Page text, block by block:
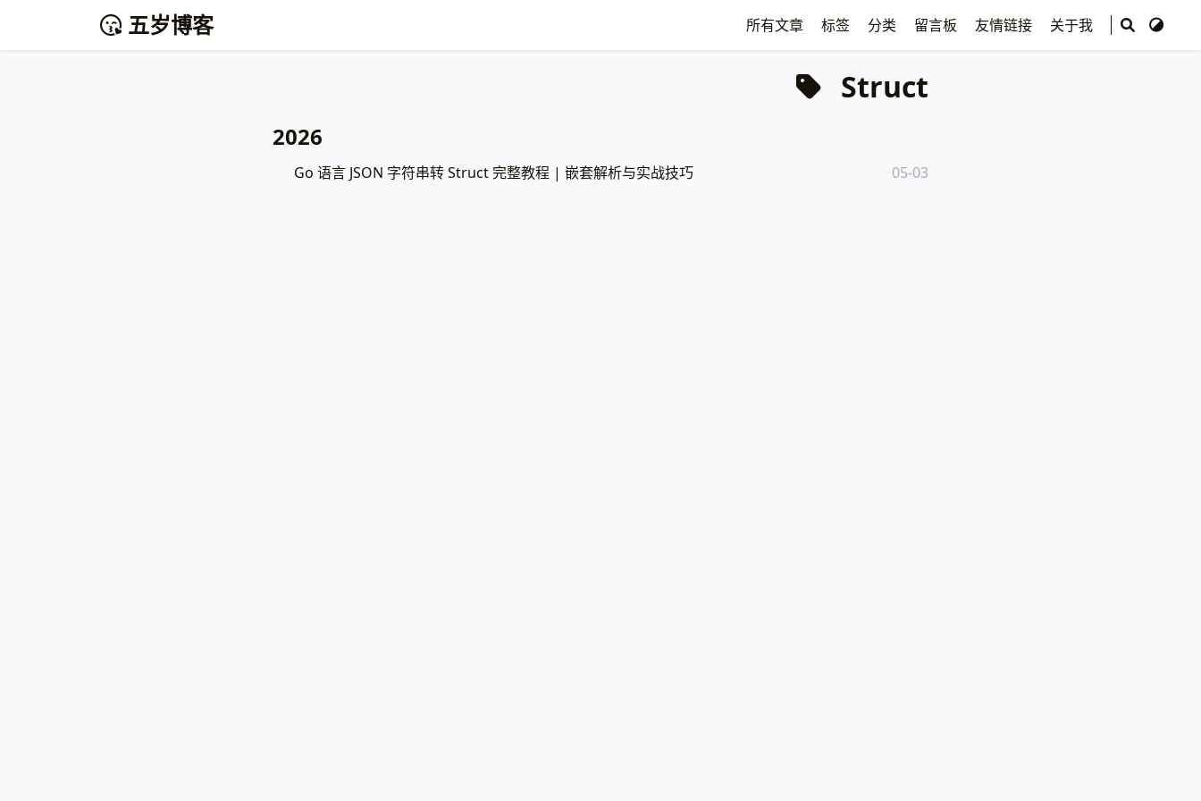
五岁博客 所有文章 标签 分类 留言板 友情链接 关于我
Struct
2026
Go 语言 JSON 字符串转 Struct 完整教程 | 嵌套解析与实战技巧 05-03